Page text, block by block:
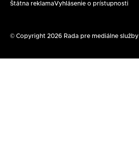
Štátna reklamaVyhlásenie o prístupnosti
© Copyright 2026 Rada pre mediálne služby